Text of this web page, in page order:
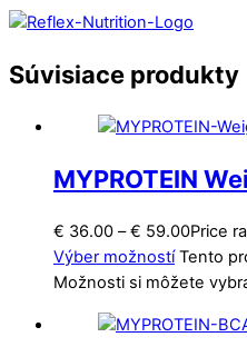
Súvisiace produkty
MYPROTEIN
€ 36.00 – € 59.00Price
Výber možností Tento
Možnosti si môžete